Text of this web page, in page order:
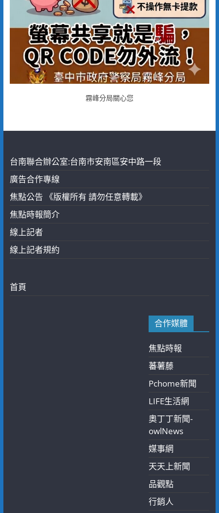
霧峰分局關心您
台南聯合辦公室:台南市安南區安中路一段
廣告合作專線
焦點公告 《版權所有 請勿任意轉載》
焦點時報簡介
線上記者
線上記者規約
首頁
合作媒體
焦點時報
蕃薯藤
Pchome新聞
LIFE生活網
奧丁丁新聞-
owlNews
媒事網
天天上新聞
品觀點
行銷人